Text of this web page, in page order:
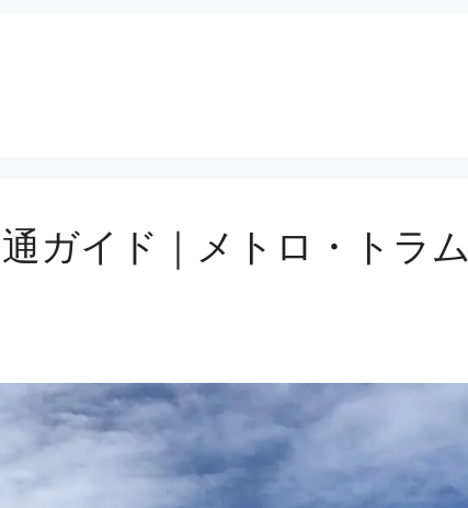
ガイド｜メトロ・トラ